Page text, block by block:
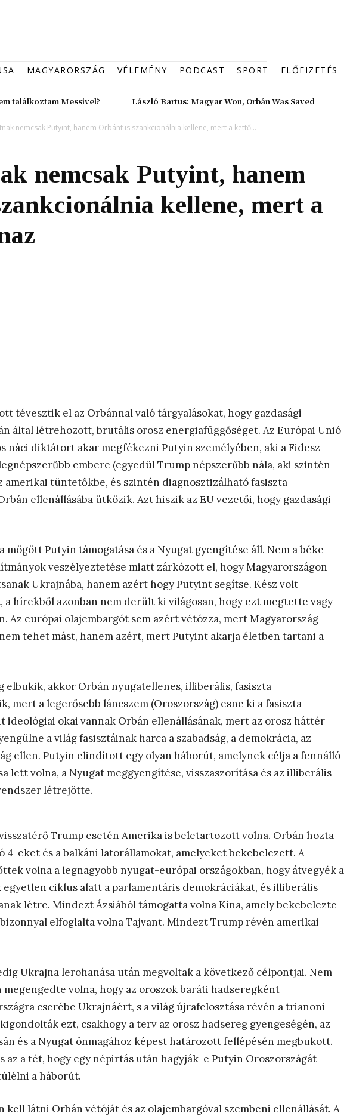
MAGYARORSZÁG VÉLEMÉNY PODCAST SPORT ELŐFIZETÉS
találkoztam Messivel? László Bartus: Magyar Won, Orbán Was Saved
nemcsak Putyint, hanem Orbánt is szankcionálnia kellene, mert a kettő...
nemcsak Putyint, hanem
kellene, mert a
tévesztik el az Orbánnal való tárgyalásokat, hogy gazdasági
által létrehozott, brutális orosz energiafüggőséget. Az Európai Unió
náci diktátort akar megfékezni Putyin személyében, aki a Fidesz
embere (egyedül Trump népszerűbb nála, aki szintén
amerikai tüntetőkbe, és szintén diagnosztizálható fasiszta
ellenállásába ütközik. Azt hiszik az EU vezetői, hogy gazdasági
mögött Putyin támogatása és a Nyugat gyengítése áll. Nem a béke
veszélyeztetése miatt zárkózott el, hogy Magyarországon
Ukrajnába, hanem azért hogy Putyint segítse. Kész volt
hírekből azonban nem derült ki világosan, hogy ezt megtette vagy
Az európai olajembargót sem azért vétózza, mert Magyarország
tehet mást, hanem azért, mert Putyint akarja életben tartani a
elbukik, akkor Orbán nyugatellenes, illiberális, fasiszta
mert a legerősebb láncszem (Oroszország) esne ki a fasiszta
ideológiai okai vannak Orbán ellenállásának, mert az orosz háttér
a világ fasisztáinak harca a szabadság, a demokrácia, az
ellen. Putyin elindított egy olyan háborút, amelynek célja a fennálló
lett volna, a Nyugat meggyengítése, visszaszorítása és az illiberális
létrejötte.
Trump esetén Amerika is beletartozott volna. Orbán hozta
4-eket és a balkáni latorállamokat, amelyeket bekebelezett. A
volna a legnagyobb nyugat-európai országokban, hogy átvegyék a
egyetlen ciklus alatt a parlamentáris demokráciákat, és illiberális
létre. Mindezt Ázsiából támogatta volna Kína, amely bekebelezte
elfoglalta volna Tajvant. Mindezt Trump révén amerikai
Ukrajna lerohanása után megvoltak a következő célpontjai. Nem
volna, hogy az oroszok baráti hadseregként
cserébe Ukrajnáért, s a világ újrafelosztása révén a trianoni
ezt, csakhogy a terv az orosz hadsereg gyengeségén, az
és a Nyugat önmagához képest határozott fellépésén megbukott.
az a tét, hogy egy népirtás után hagyják-e Putyin Oroszországát
a háborút.
kell látni Orbán vétóját és az olajembargóval szembeni ellenállását. A